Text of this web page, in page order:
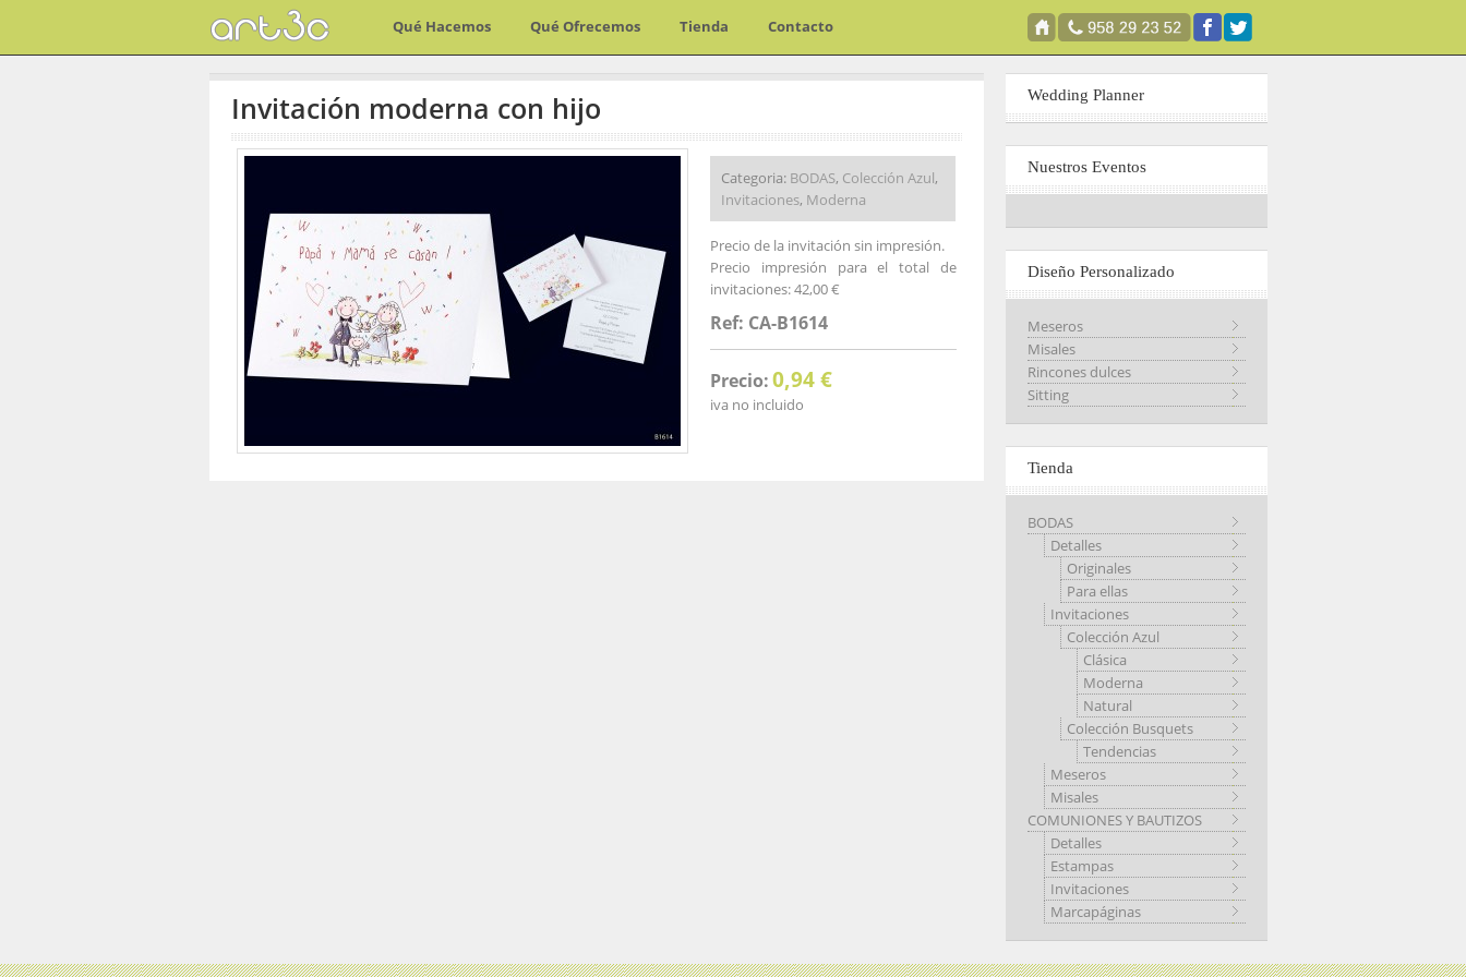
Qué Hacemos Qué Ofrecemos Tienda Contacto
Wedding Planner
Nuestros Eventos
Diseño Personalizado
Meseros
Misales
Rincones dulces
Sitting
Tienda
BODAS
Detalles
Originales
Para ellas
Invitaciones
Colección Azul
Clásica
Moderna
Natural
Colección Busquets
Tendencias
Meseros
Misales
COMUNIONES Y BAUTIZOS
Detalles
Estampas
Invitaciones
Marcapáginas
Invitación moderna con hijo
Categoria: BODAS, Colección Azul,
Invitaciones, Moderna
Precio de la invitación sin impresión.
Precio impresión para el total de
invitaciones: 42,00 €
Ref: CA-B1614
Precio:0,94 €
iva no incluido